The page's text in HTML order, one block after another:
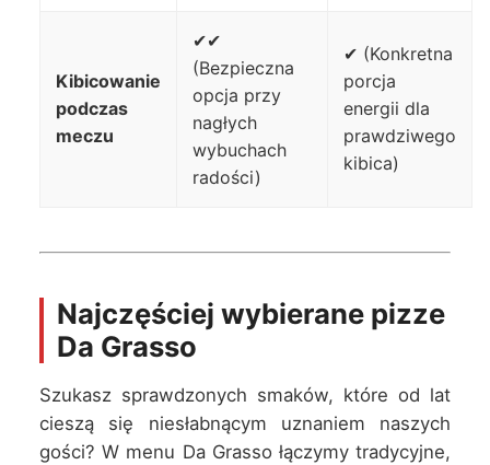
Kibicowanie
podczas
meczu
✔✔
(Bezpieczna
opcja przy
nagłych
wybuchach
radości)
✔ (Konkretna
porcja
energii dla
prawdziwego
kibica)
Najczęściej wybierane pizze
Da Grasso
Szukasz sprawdzonych smaków, które od lat
cieszą się niesłabnącym uznaniem naszych
gości? W menu Da Grasso łączymy tradycyjne,